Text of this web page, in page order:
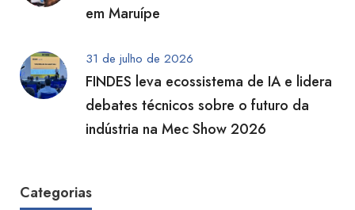
em Maruípe
31 de julho de 2026
FINDES leva ecossistema de IA e lidera
debates técnicos sobre o futuro da
indústria na Mec Show 2026
Categorias